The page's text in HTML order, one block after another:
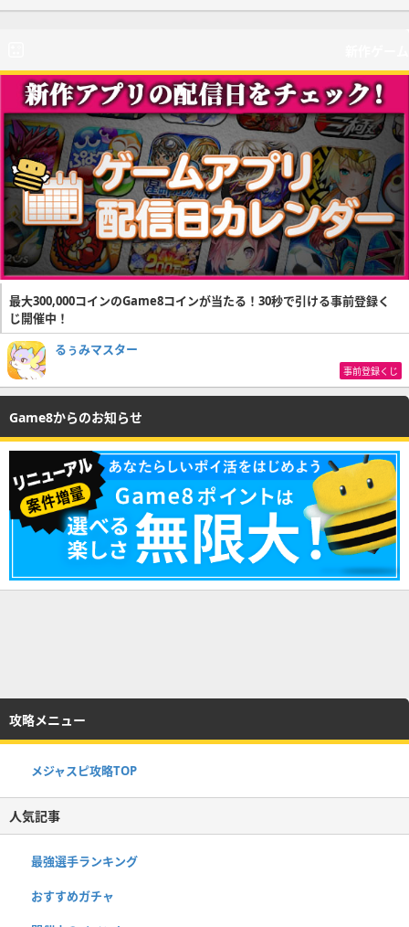
最大300,000コインのGame8コインが当たる！30秒で引ける事前登録く
じ開催中！
るぅみマスター
事前登録くじ
Game8からのお知らせ
攻略メニュー
メジャスピ攻略TOP
人気記事
最強選手ランキング
おすすめガチャ